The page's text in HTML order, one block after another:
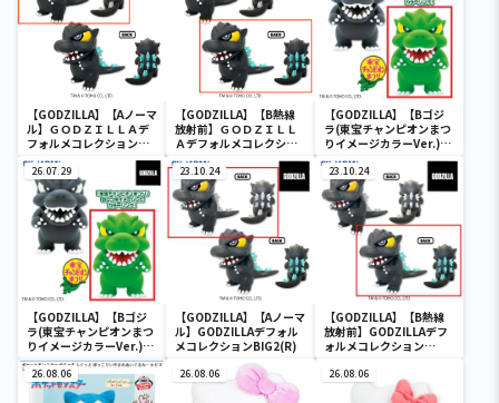
【GODZILLA】【Aノーマ
ル】ＧＯＤＺＩＬＬＡデ
フォルメコレクションＢ
ＩＧ２
【GODZILLA】【B熱線
放射前】ＧＯＤＺＩＬＬ
Ａデフォルメコレクショ
ンＢＩＧ２
【GODZILLA】【Bゴジ
ラ(東宝チャンピオンまつ
りイメージカラーVer.)】
GODZILLA デフォルメコ
レクション BIG(ゴジラ)
(レトロカラーエディショ
ン)
26.07.29
【GODZILLA】【Bゴジ
ラ(東宝チャンピオンまつ
りイメージカラーVer.)】
GODZILLA デフォルメコ
レクション BIG(ゴジラ)
(レトロカラーエディショ
23.10.24
【GODZILLA】【Aノーマ
ル】GODZILLAデフォル
メコレクションBIG2(R)
23.10.24
【GODZILLA】【B熱線
放射前】GODZILLAデフ
ォルメコレクション
26.08.06 26.08.06 26.08.06